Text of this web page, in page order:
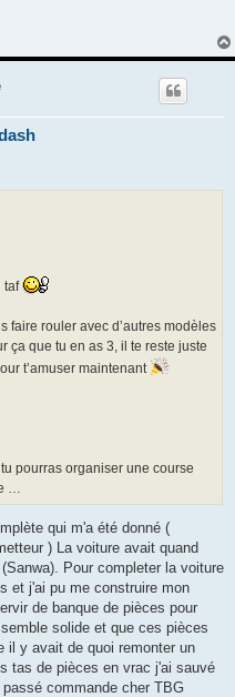
taf
faire rouler avec d’autres modèles
ça que tu en as 3, il te reste juste
t’amuser maintenant
pourras organiser une course
…
qui m'a été donné (
) La voiture avait quand
Pour completer la voiture
et j'ai pu me construire mon
de banque de pièces pour
solide et que ces pièces
il y avait de quoi remonter un
tas de pièces en vrac j'ai sauvé
commande cher TBG